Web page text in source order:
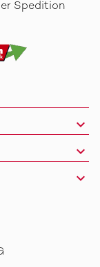
Spedition